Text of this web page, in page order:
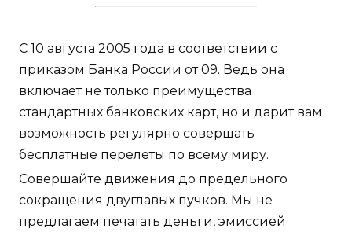
С 10 августа 2005 года в соответствии с
приказом Банка России от 09. Ведь она
включает не только преимущества
стандартных банковских карт, но и дарит вам
возможность регулярно совершать
бесплатные перелеты по всему миру.
Совершайте движения до предельного
сокращения двуглавых пучков. Мы не
предлагаем печатать деньги, эмиссией